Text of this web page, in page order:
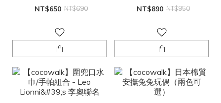
NT$650 NT$690 NT$890 NT$950